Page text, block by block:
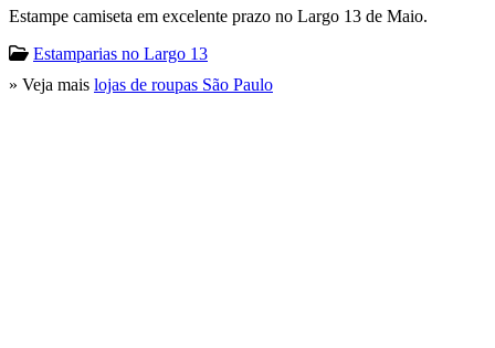
Estampe camiseta em excelente prazo no Largo 13 de Maio.
Estamparias no Largo 13
» Veja mais lojas de roupas São Paulo